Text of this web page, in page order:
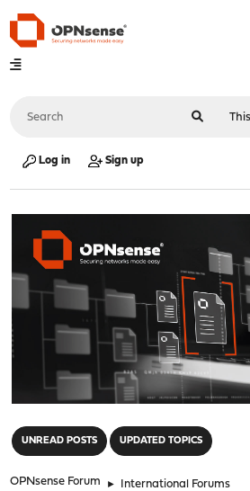
Log in Sign up
UNREAD POSTS UPDATED TOPICS
OPNsense Forum ► International Forums